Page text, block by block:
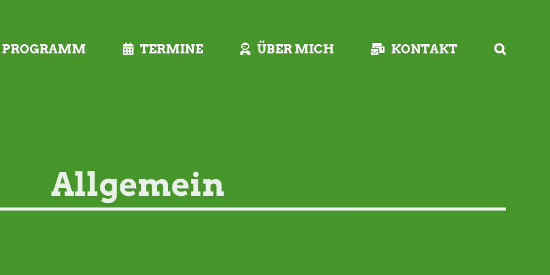
PROGRAMM TERMINE ÜBER MICH KONTAKT
Allgemein